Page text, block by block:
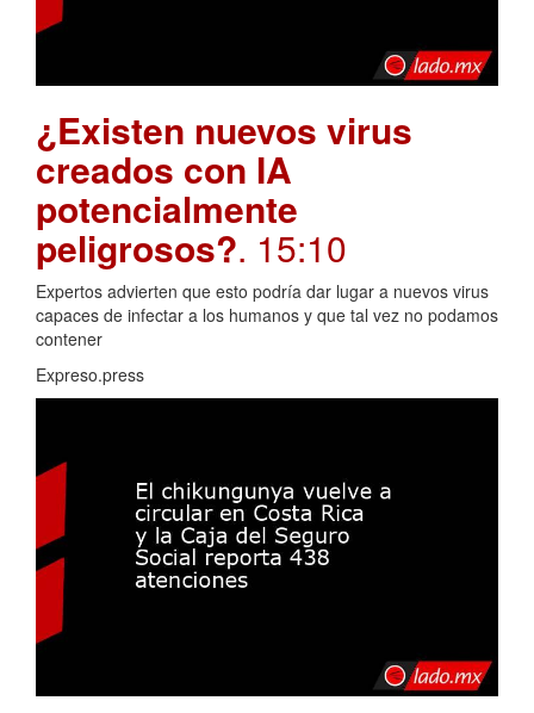
¿Existen nuevos virus
creados con IA
potencialmente
peligrosos?. 15:10
Expertos advierten que esto podría dar lugar a nuevos virus
capaces de infectar a los humanos y que tal vez no podamos
contener
Expreso.press